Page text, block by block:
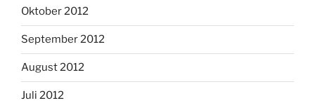
Oktober 2012
September 2012
August 2012
Juli 2012